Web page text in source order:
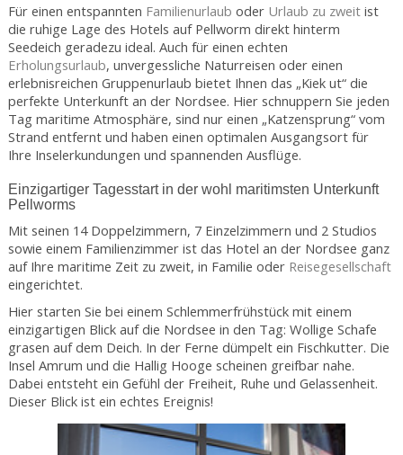
Für einen entspannten Familienurlaub oder Urlaub zu zweitist
die ruhige Lage des Hotels auf Pellworm direkt hinterm
Seedeich geradezu ideal. Auch für einen echten
Erholungsurlaub, unvergessliche Naturreisen oder einen
erlebnisreichen Gruppenurlaub bietet Ihnen das „Kiek ut“ die
perfekte Unterkunft an der Nordsee. Hier schnuppern Sie jeden
Tag maritime Atmosphäre, sind nur einen „Katzensprung“ vom
Strand entfernt und haben einen optimalen Ausgangsort für
Ihre Inselerkundungen und spannenden Ausflüge.
Einzigartiger Tagesstart in der wohl maritimsten Unterkunft
Pellworms
Mit seinen 14 Doppelzimmern, 7 Einzelzimmern und 2 Studios
sowie einem Familienzimmer ist das Hotel an der Nordsee ganz
auf Ihre maritime Zeit zu zweit, in Familie oder Reisegesellschaft
eingerichtet.
Hier starten Sie bei einem Schlemmerfrühstück mit einem
einzigartigen Blick auf die Nordsee in den Tag: Wollige Schafe
grasen auf dem Deich. In der Ferne dümpelt ein Fischkutter. Die
Insel Amrum und die Hallig Hooge scheinen greifbar nahe.
Dabei entsteht ein Gefühl der Freiheit, Ruhe und Gelassenheit.
Dieser Blick ist ein echtes Ereignis!